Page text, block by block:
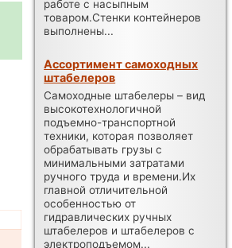
работе с насыпным
товаром.Стенки контейнеров
выполнены...
Ассортимент самоходных
штабелеров
Самоходные штабелеры – вид
высокотехнологичной
подъемно-транспортной
техники, которая позволяет
обрабатывать грузы с
минимальными затратами
ручного труда и времени.Их
главной отличительной
особенностью от
гидравлических ручных
штабелеров и штабелеров с
электроподъемом...